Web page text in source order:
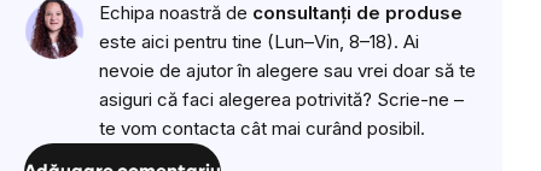
Echipa noastră de consultanți de produse
este aici pentru tine (Lun–Vin, 8–18). Ai
nevoie de ajutor în alegere sau vrei doar să te
asiguri că faci alegerea potrivită? Scrie-ne –
te vom contacta cât mai curând posibil.